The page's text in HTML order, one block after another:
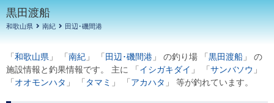
黒田渡船
和歌山県 南紀 田辺･磯間港
「 和歌山県 」 「 南紀 」 「 田辺･磯間港 」 の釣り場 「 黒田渡船 」 の
施設情報と釣果情報です。 主に 「 イシガキダイ 」 「 サンバソウ 」
「 オオモンハタ 」 「 タマミ 」 「 アカハタ 」 等が釣れています。